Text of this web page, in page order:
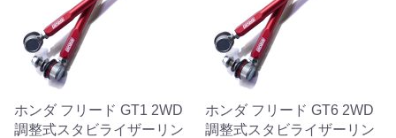
ホンダ フリード GT1 2WD
調整式スタビライザーリン
ホンダ フリード GT6 2WD
調整式スタビライザーリン